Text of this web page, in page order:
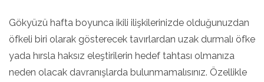
Gökyüzü hafta boyunca ikili ilişkilerinizde olduğunuzdan
öfkeli biri olarak gösterecek tavırlardan uzak durmalı öfke
yada hırsla haksız eleştirilerin hedef tahtası olmanıza
neden olacak davranışlarda bulunmamalısınız. Özellikle